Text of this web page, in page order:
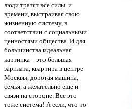
люди тратят все силы и
времени, выстраивая свою
жизненную систему, в
соответствии с социальными
ценностями общества. И для
большинства идеальная
картинка – это большая
зарплата, квартира в центре
Москвы, дорогая машина,
семья, а желательно еще и
связи на стороне. Все это
тоже система! А если, что-то